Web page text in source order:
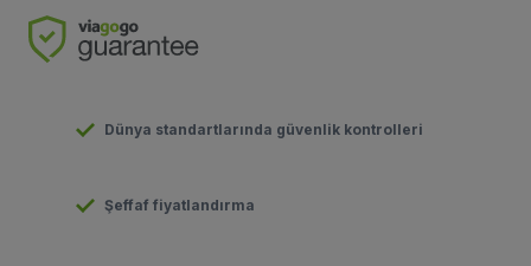
Dünya standartlarında güvenlik kontrolleri
Şeffaf fiyatlandırma